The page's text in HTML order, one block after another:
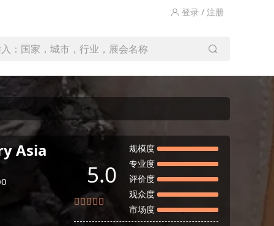
登录 / 注册
：国家，城市，行业，展会名称
Asia
5.0
规模度
专业度
评价度
观众度
市场度